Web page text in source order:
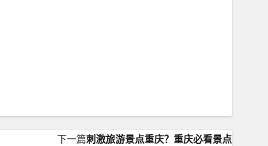
下一篇刺激旅游景点重庆？重庆必看景点